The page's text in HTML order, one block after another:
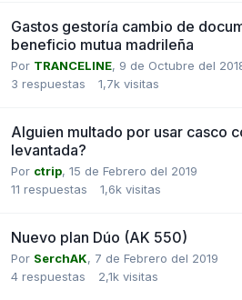
Gastos gestoría cambio de
beneficio mutua madrileña
Por TRANCELINE, 9 de Octubre del
3 respuestas 1,7k visitas
Alguien multado por usar casco
levantada?
Por ctrip, 15 de Febrero del 2019
11 respuestas 1,6k visitas
Nuevo plan Dúo (AK 550)
Por SerchAK, 7 de Febrero del 2019
4 respuestas 2,1k visitas